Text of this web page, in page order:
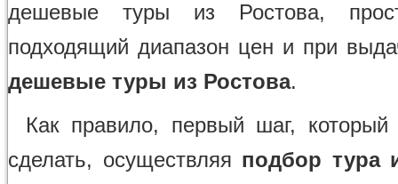
дешевые туры из Ростова,
подходящий диапазон цен и при
дешевые туры из Ростова.
Как правило, первый шаг, который
сделать, осуществляя подбор тура